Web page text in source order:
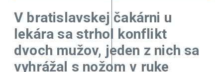
V bratislavskej čakárni u
lekára sa strhol konflikt
dvoch mužov, jeden z nich sa
vyhrážal s nožom v ruke